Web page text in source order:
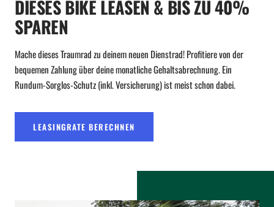
DIESES BIKE LEASEN & BIS ZU 40%
SPAREN
Mache dieses Traumrad zu deinem neuen Dienstrad! Profitiere von der
bequemen Zahlung über deine monatliche Gehaltsabrechnung. Ein
Rundum-Sorglos-Schutz (inkl. Versicherung) ist meist schon dabei.
LEASINGRATE BERECHNEN